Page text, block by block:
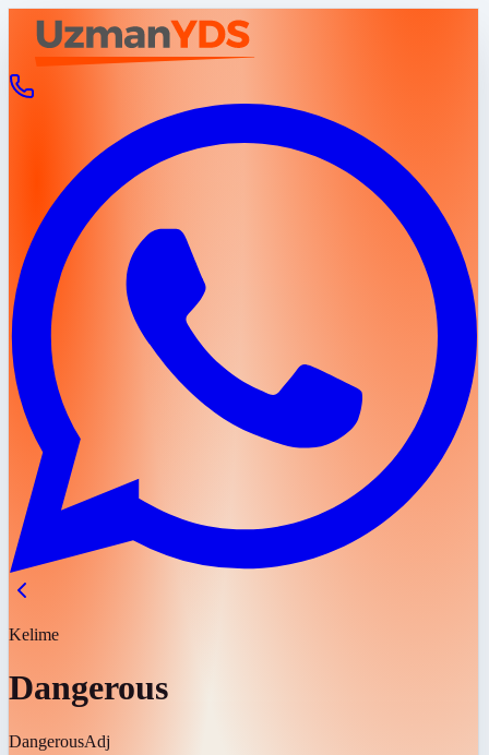
Kelime
Dangerous
DangerousAdj